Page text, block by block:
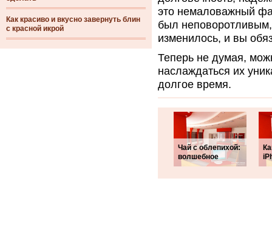
Как красиво и вкусно завернуть блин
с красной икрой
это немаловажный
был
изменилось, и вы
Теперь не думая,
наслаждаться их
долгое время.
Чай с облепихой:
волшебное